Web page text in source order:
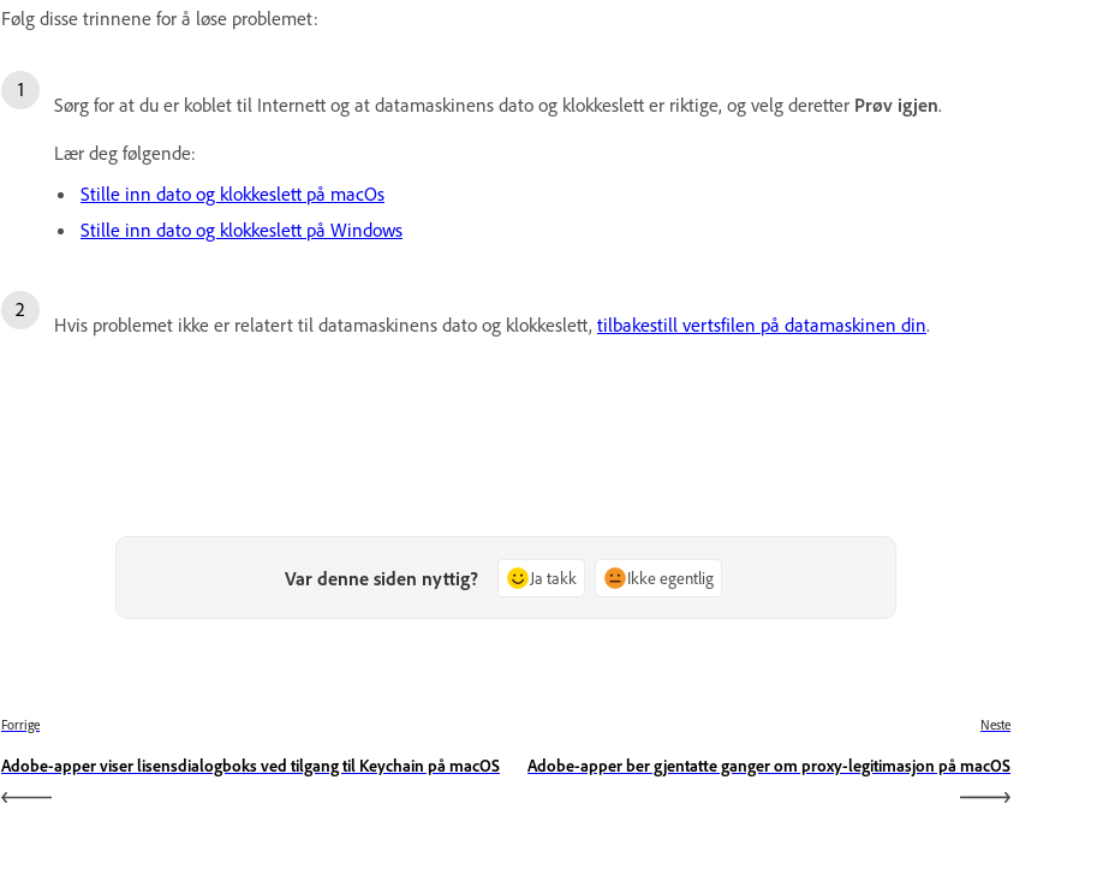
Følg disse trinnene for å løse problemet:
Sørg for at du er koblet til Internett og at datamaskinens dato og klokkeslett er riktige, og velg deretter Prøv igjen.
Lær deg følgende:
Stille inn dato og klokkeslett på macOs
Stille inn dato og klokkeslett på Windows
Hvis problemet ikke er relatert til datamaskinens dato og klokkeslett, tilbakestill vertsfilen på datamaskinen din.
Var denne siden nyttig? Ja takk Ikke egentlig
Forrige
Adobe-apper viser lisensdialogboks ved tilgang til Keychain på macOS
Neste
Adobe-apper ber gjentatte ganger om proxy-legitimasjon på macOS